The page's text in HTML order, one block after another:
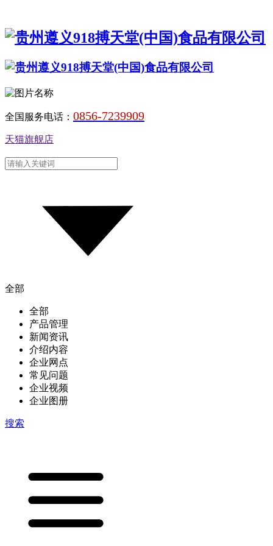
全国服务电话： 0856-7239909
天猫旗舰店
全部
全部
产品管理
新闻资讯
介绍内容
企业网点
常见问题
企业视频
企业图册
搜索